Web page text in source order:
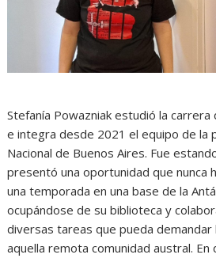
Stefanía Powazniak estudió la carrera
e integra desde 2021 el equipo de la
Nacional de Buenos Aires. Fue
presentó una oportunidad que nunca
una temporada en una base de la
ocupándose de su biblioteca y
diversas tareas que pueda demandar
aquella remota comunidad austral.